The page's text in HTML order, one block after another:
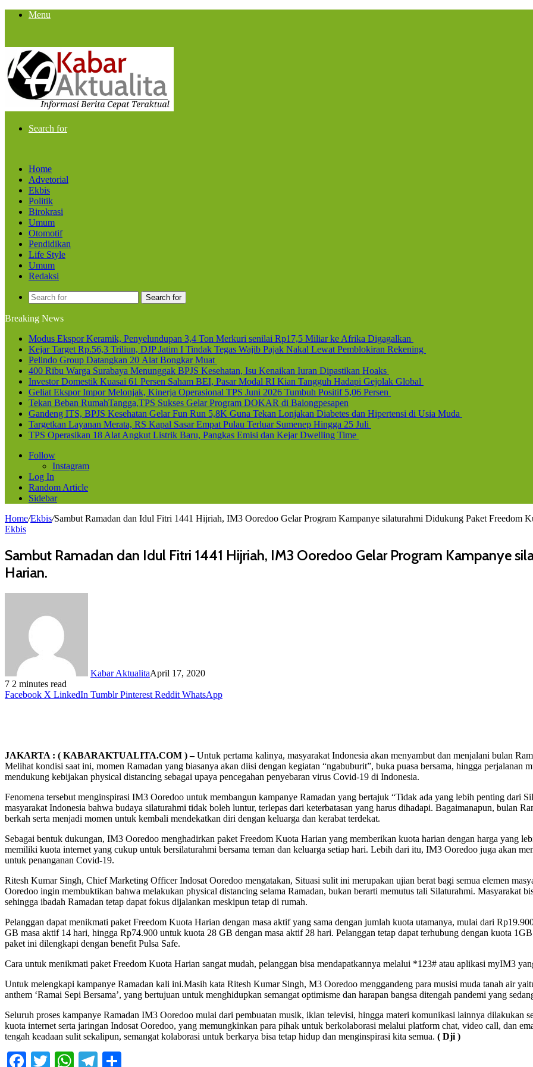
Menu
Search for
Home
Advetorial
Ekbis
Politik
Birokrasi
Umum
Otomotif
Pendidikan
Life Style
Umum
Redaksi
Search for
Breaking News
Modus Ekspor Keramik, Penyelundupan 3,4 Ton Merkuri senilai Rp17,5 Miliar ke Afrika Digagalkan
Kejar Target Rp.56,3 Triliun, DJP Jatim I Tindak Tegas Wajib Pajak Nakal Lewat Pemblokiran Rekening
Pelindo Group Datangkan 20 Alat Bongkar Muat
400 Ribu Warga Surabaya Menunggak BPJS Kesehatan, Isu Kenaikan Iuran Dipastikan Hoaks
Investor Domestik Kuasai 61 Persen Saham BEI, Pasar Modal RI Kian Tangguh Hadapi Gejolak Global
Geliat Ekspor Impor Melonjak, Kinerja Operasional TPS Juni 2026 Tumbuh Positif 5,06 Persen
Tekan Beban RumahTangga,TPS Sukses Gelar Program DOKAR di Balongpesapen
Gandeng ITS, BPJS Kesehatan Gelar Fun Run 5,8K Guna Tekan Lonjakan Diabetes dan Hipertensi di Usia Muda
Targetkan Layanan Merata, RS Kapal Sasar Empat Pulau Terluar Sumenep Hingga 25 Juli
TPS Operasikan 18 Alat Angkut Listrik Baru, Pangkas Emisi dan Kejar Dwelling Time
Follow
Instagram
Log In
Random Article
Sidebar
Home/Ekbis/Sambut Ramadan dan Idul Fitri 1441 Hijriah, IM3 Ooredoo Gelar Program Kampanye silaturahmi Didukung Paket Freedom
Ekbis
Sambut Ramadan dan Idul Fitri 1441 Hijriah, IM3 Ooredoo Gelar Program Kampanye
Harian.
Kabar AktualitaApril 17, 2020
7 2 minutes read
Facebook X LinkedIn Tumblr Pinterest Reddit WhatsApp
JAKARTA : ( KABARAKTUALITA.COM ) –Untuk pertama kalinya, masyarakat Indonesia akan menyambut dan menjalani bulan
Melihat kondisi saat ini, momen Ramadan yang biasanya akan diisi dengan kegiatan “ngabuburit”, buka puasa bersama, hingga
mendukung kebijakan physical distancing sebagai upaya pencegahan penyebaran virus Covid-19 di Indonesia.
Fenomena tersebut menginspirasi IM3 Ooredoo untuk membangun kampanye Ramadan yang bertajuk “Tidak ada yang lebih penting dari
masyarakat Indonesia bahwa budaya silaturahmi tidak boleh luntur, terlepas dari keterbatasan yang harus dihadapi. Bagaimanapun, bulan
berkah serta menjadi momen untuk kembali mendekatkan diri dengan keluarga dan kerabat terdekat.
Sebagai bentuk dukungan, IM3 Ooredoo menghadirkan paket Freedom Kuota Harian yang memberikan kuota harian dengan harga yang
memiliki kuota internet yang cukup untuk bersilaturahmi bersama teman dan keluarga setiap hari. Lebih dari itu, IM3 Ooredoo juga akan
untuk penanganan Covid-19.
Ritesh Kumar Singh, Chief Marketing Officer Indosat Ooredoo mengatakan, Situasi sulit ini merupakan ujian berat bagi semua elemen
Ooredoo ingin membuktikan bahwa melakukan physical distancing selama Ramadan, bukan berarti memutus tali Silaturahmi. Masyarakat
sehingga ibadah Ramadan tetap dapat fokus dijalankan meskipun tetap di rumah.
Pelanggan dapat menikmati paket Freedom Kuota Harian dengan masa aktif yang sama dengan jumlah kuota utamanya, mulai dari
GB masa aktif 14 hari, hingga Rp74.900 untuk kuota 28 GB dengan masa aktif 28 hari. Pelanggan tetap dapat terhubung dengan kuota
paket ini dilengkapi dengan benefit Pulsa Safe.
Cara untuk menikmati paket Freedom Kuota Harian sangat mudah, pelanggan bisa mendapatkannya melalui *123# atau aplikasi myIM3
Untuk melengkapi kampanye Ramadan kali ini.Masih kata Ritesh Kumar Singh, M3 Ooredoo menggandeng para musisi muda tanah air
anthem ‘Ramai Sepi Bersama’, yang bertujuan untuk menghidupkan semangat optimisme dan harapan bangsa ditengah pandemi yang
Seluruh proses kampanye Ramadan IM3 Ooredoo mulai dari pembuatan musik, iklan televisi, hingga materi komunikasi lainnya dilakukan
kuota internet serta jaringan Indosat Ooredoo, yang memungkinkan para pihak untuk berkolaborasi melalui platform chat, video call, dan
tengah keadaan sulit sekalipun, semangat kolaborasi untuk berkarya bisa tetap hidup dan menginspirasi kita semua. ( Dji )
Facebook
TwitterWhatsApp
Telegram